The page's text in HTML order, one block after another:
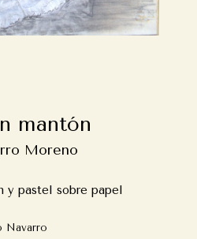
mantón
Moreno
y pastel sobre papel
Navarro